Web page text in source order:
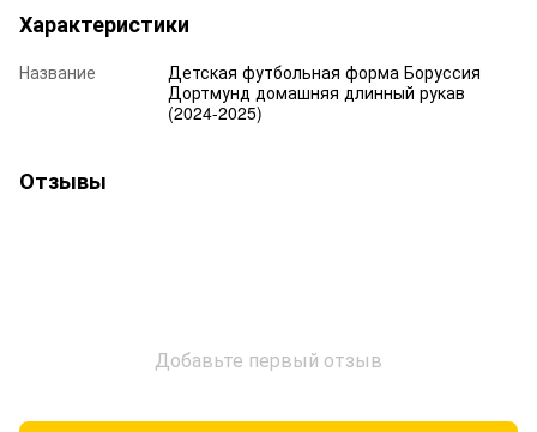
Характеристики
Название
Детская футбольная форма Боруссия
Дортмунд домашняя длинный рукав
(2024-2025)
Отзывы
Добавьте первый отзыв